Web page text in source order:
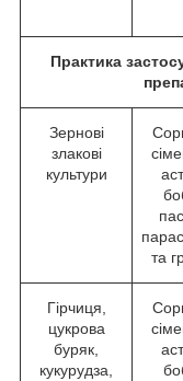
Практика
Зернові
злакові
культури
та
Гірчиця,
цукрова
буряк,
кукурудза,